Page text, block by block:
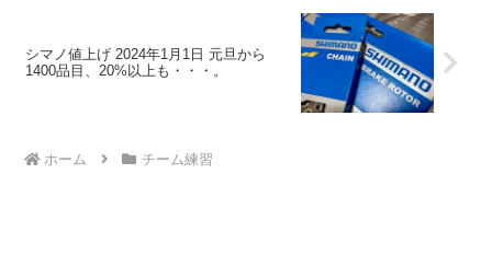
シマノ値上げ 2024年1月1日 元旦から
1400品目、20%以上も・・・。
ホーム チーム練習